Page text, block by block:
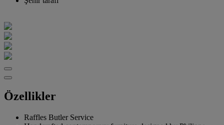
Özellikler
Raffles Butler Service